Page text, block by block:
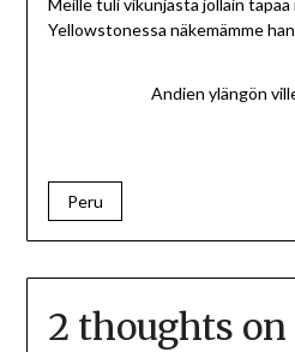
Meille tuli vikunjasta jollain tapaa
Yellowstonessa näkemämme
Andien ylängön
Peru
2 thoughts on